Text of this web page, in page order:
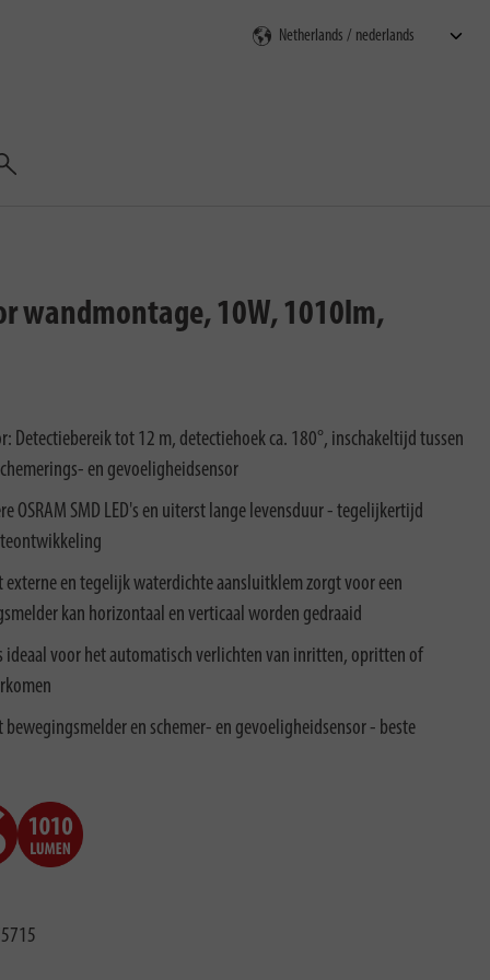
Zoeken
wandmontage, 10W, 1010lm,
Detectiebereik tot 12 m, detectiehoek ca. 180°, inschakeltijd tussen
en gevoeligheidsensor
OSRAM SMD LED's en uiterst lange levensduur - tegelijkertijd
externe en tegelijk waterdichte aansluitklem zorgt voor een
kan horizontaal en verticaal worden gedraaid
ideaal voor het automatisch verlichten van inritten, opritten of
en schemer- en gevoeligheidsensor - beste